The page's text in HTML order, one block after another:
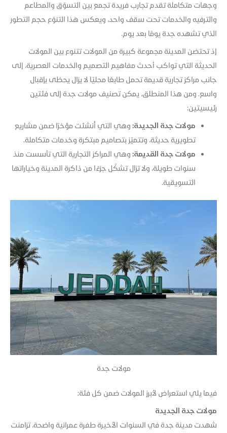
وجهات متكاملة تقدم تجارب فريدة تجمع بين التسوّق والمطاعم
والترفيه والخدمات تحت سقف واحد، ويعكس هذا التنوّع حجم التطور
الذي تشهده جدة يومًا بعد يوم.
إذ تحتضن المدينة مجموعة كبيرة من المولات تتنوع بين المولات
الحديثة التي تواكب أحدث مفاهيم التصميم والخدمات العصرية، إلى
جانب مراكز تجارية قديمة تحمل طابعًا محليًا لا يزال يحظى بإقبال
واسع. ومن هذا المنطلق، يمكن تصنيف مولات جدة إلى فئتين
رئيسيتين:
مولات جدة الجديدة: وهي التي أُنشئت مؤخرًا ضمن مشاريع
تطويرية حديثة، وتتميّز بتصاميم مبتكرة وخدمات متكاملة.
مولات جدة القديمة: وهي المراكز التجارية التي تأسست منذ
سنوات طويلة، ولا تزال تشكّل جزءًا من ذاكرة المدينة وخياراتها
التسويقية.
مولات جدة
فيما يلي استعراض لأبرز المولات ضمن كل فئة:
مولات جدة الجديدة
شهدت مدينة جدة في السنوات الأخيرة طفرة عمرانية واضحة، تزامنت